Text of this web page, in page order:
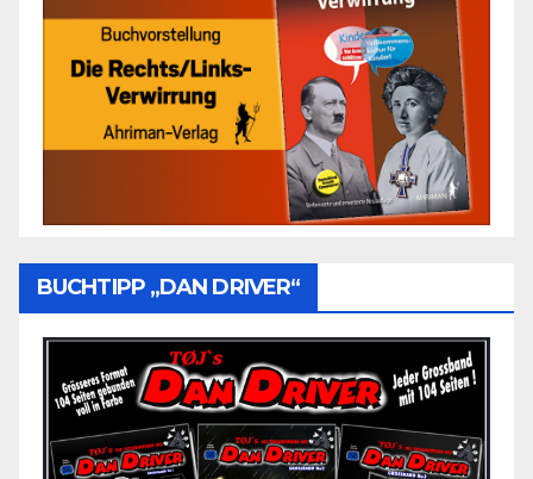
BUCHTIPP „DAN DRIVER“